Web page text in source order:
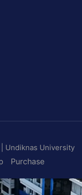
Undiknas University
Purchase